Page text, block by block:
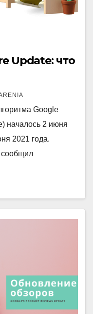
Update: что
Google
началось 2 июня
2021 года.
сообщил